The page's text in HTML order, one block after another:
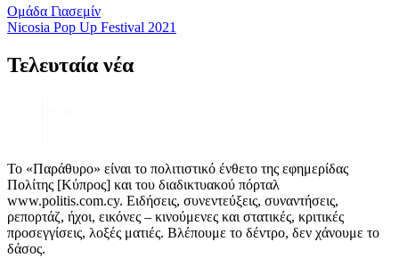
Ομάδα Γιασεμίν
Nicosia Pop Up Festival 2021
Τελευταία νέα
Το «Παράθυρο» είναι το πολιτιστικό ένθετο της εφημερίδας
Πολίτης [Κύπρος] και του διαδικτυακού πόρταλ
www.politis.com.cy. Ειδήσεις, συνεντεύξεις, συναντήσεις,
ρεπορτάζ, ήχοι, εικόνες – κινούμενες και στατικές, κριτικές
προσεγγίσεις, λοξές ματιές. Βλέπουμε το δέντρο, δεν χάνουμε το
δάσος.